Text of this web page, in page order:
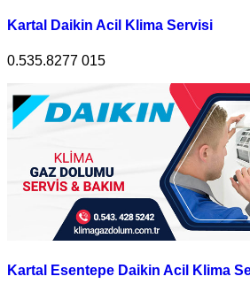
Kartal Daikin Acil Klima Servisi
0.535.8277 015
Kartal Esentepe Daikin Acil Klima